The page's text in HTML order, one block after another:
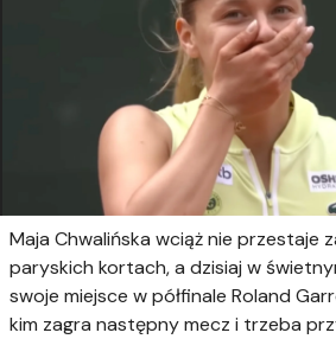
Maja Chwalińska wciąż nie przestaje
paryskich kortach, a dzisiaj w
swoje miejsce w półfinale Roland
kim zagra następny mecz i trzeba